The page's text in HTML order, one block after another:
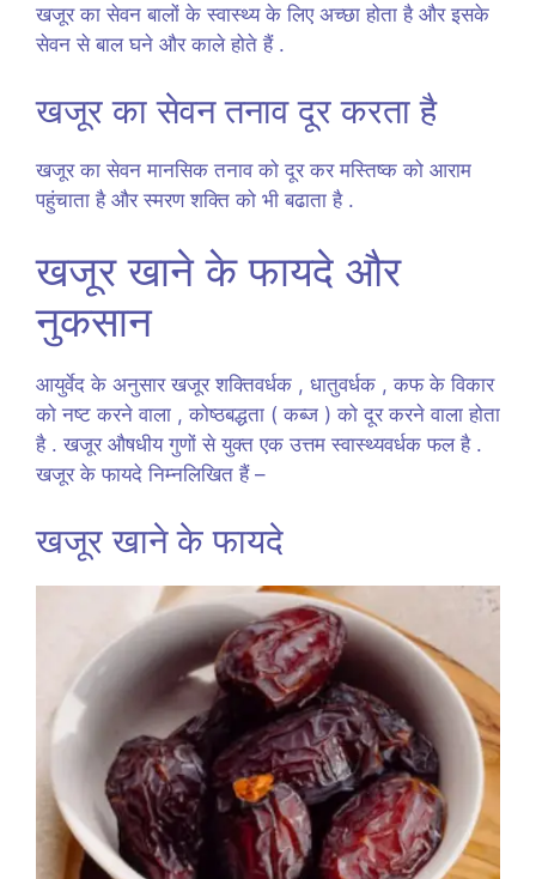
खजूर का सेवन बालों के स्वास्थ्य के लिए अच्छा होता है और इसके
सेवन से बाल घने और काले होते हैं .
खजूर का सेवन तनाव दूर करता है
खजूर का सेवन मानसिक तनाव को दूर कर मस्तिष्क को आराम
पहुंचाता है और स्मरण शक्ति को भी बढाता है .
खजूर खाने के फायदे और
नुकसान
आयुर्वेद के अनुसार खजूर शक्तिवर्धक , धातुवर्धक , कफ के विकार
को नष्ट करने वाला , कोष्ठबद्धता ( कब्ज ) को दूर करने वाला होता
है . खजूर औषधीय गुणों से युक्त एक उत्तम स्वास्थ्यवर्धक फल है .
खजूर के फायदे निम्नलिखित हैं –
खजूर खाने के फायदे